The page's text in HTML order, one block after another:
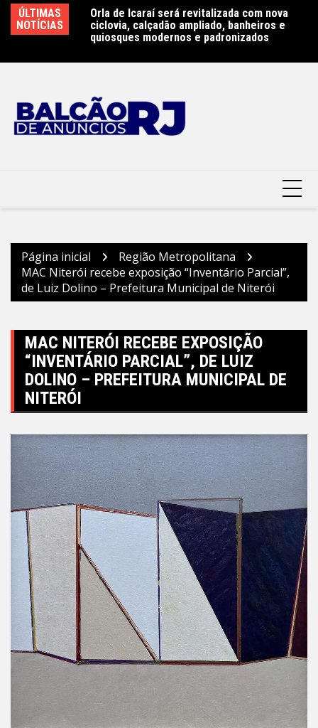
para
ÚLTIMAS
NOTÍCIAS
Orla de Icaraí será revitalizada com nova
ciclovia, calçadão ampliado, banheiros e
quiosques modernos e padronizados
Niterói terá primeira escola pública bilíngue
em português e espanhol – Prefeitura
Municipal de Niterói
Página inicial
Região Metropolitana
MAC Niterói recebe exposição “Inventário Parcial”,
de Luiz Dolino – Prefeitura Municipal de Niterói
MAC NITERÓI RECEBE EXPOSIÇÃO
“INVENTÁRIO PARCIAL”, DE LUIZ
DOLINO – PREFEITURA MUNICIPAL DE
NITERÓI